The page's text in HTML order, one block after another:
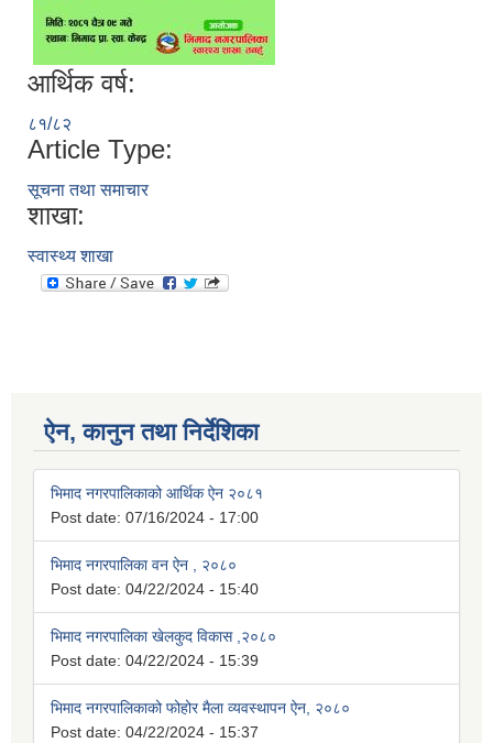
आर्थिक वर्ष:
८१/८२
Article Type:
सूचना तथा समाचार
शाखा:
स्वास्थ्य शाखा
ऐन, कानुन तथा निर्देशिका
भिमाद नगरपालिकाको आर्थिक ऐन २०८१
Post date: 07/16/2024 - 17:00
भिमाद नगरपालिका वन ऐन , २०८०
Post date: 04/22/2024 - 15:40
भिमाद नगरपालिका खेलकुद विकास ,२०८०
Post date: 04/22/2024 - 15:39
भिमाद नगरपालिकाको फोहोर मैला व्यवस्थापन ऐन, २०८०
Post date: 04/22/2024 - 15:37